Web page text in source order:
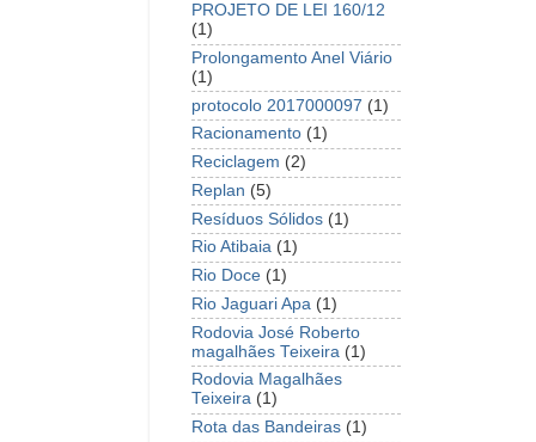
PROJETO DE LEI 160/12
(1)
Prolongamento Anel Viário
(1)
protocolo 2017000097 (1)
Racionamento (1)
Reciclagem (2)
Replan (5)
Resíduos Sólidos (1)
Rio Atibaia (1)
Rio Doce (1)
Rio Jaguari Apa (1)
Rodovia José Roberto
magalhães Teixeira (1)
Rodovia Magalhães
Teixeira (1)
Rota das Bandeiras (1)